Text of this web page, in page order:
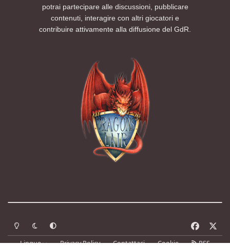
potrai partecipare alle discussioni, pubblicare
contenuti, interagire con altri giocatori e
contribuire attivamente alla diffusione del GdR.
Modalità chiara
Modalità scuraSegui la preferenza del sistema
a
Lingue Privacy Policy Contattaci Cookie RSS